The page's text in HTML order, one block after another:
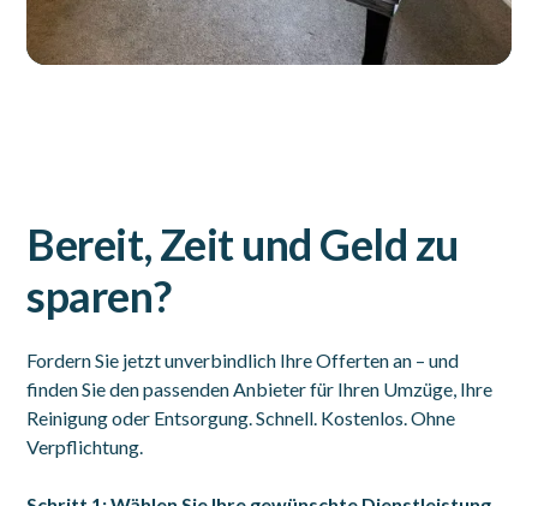
Bereit, Zeit und Geld zu
sparen?
Fordern Sie jetzt unverbindlich Ihre Offerten an – und
finden Sie den passenden Anbieter für Ihren Umzüge, Ihre
Reinigung oder Entsorgung. Schnell. Kostenlos. Ohne
Verpflichtung.